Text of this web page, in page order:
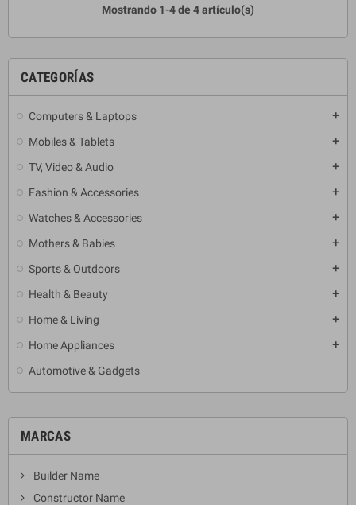
CATEGORÍAS
Computers & Laptops add
Mobiles & Tablets add
TV, Video & Audio add
Fashion & Accessories add
Watches & Accessories add
Mothers & Babies add
Sports & Outdoors add
Health & Beauty add
Home & Living add
Home Appliances add
Automotive & Gadgets
MARCAS
Builder Name
Constructor Name
Mostrando 1-4 de 4 artículo(s)